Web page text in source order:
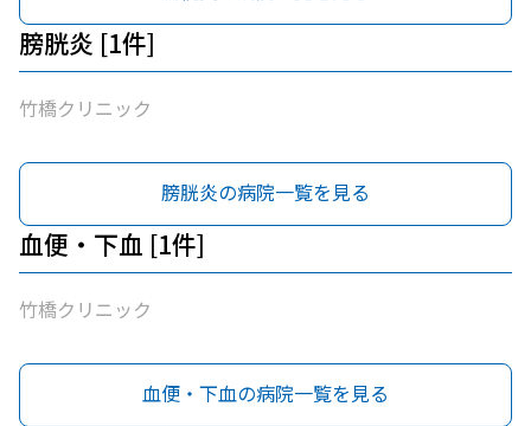
膀胱炎 [1件]
竹橋クリニック
膀胱炎の病院一覧を見る
血便・下血 [1件]
竹橋クリニック
血便・下血の病院一覧を見る